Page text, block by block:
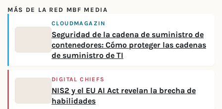
MÁS DE LA RED MBF MEDIA
CLOUDMAGAZIN
Seguridad de la cadena de suministro de
contenedores: Cómo proteger las cadenas
de suministro de TI
DIGITAL CHIEFS
NIS2 y el EU AI Act revelan la brecha de
habilidades